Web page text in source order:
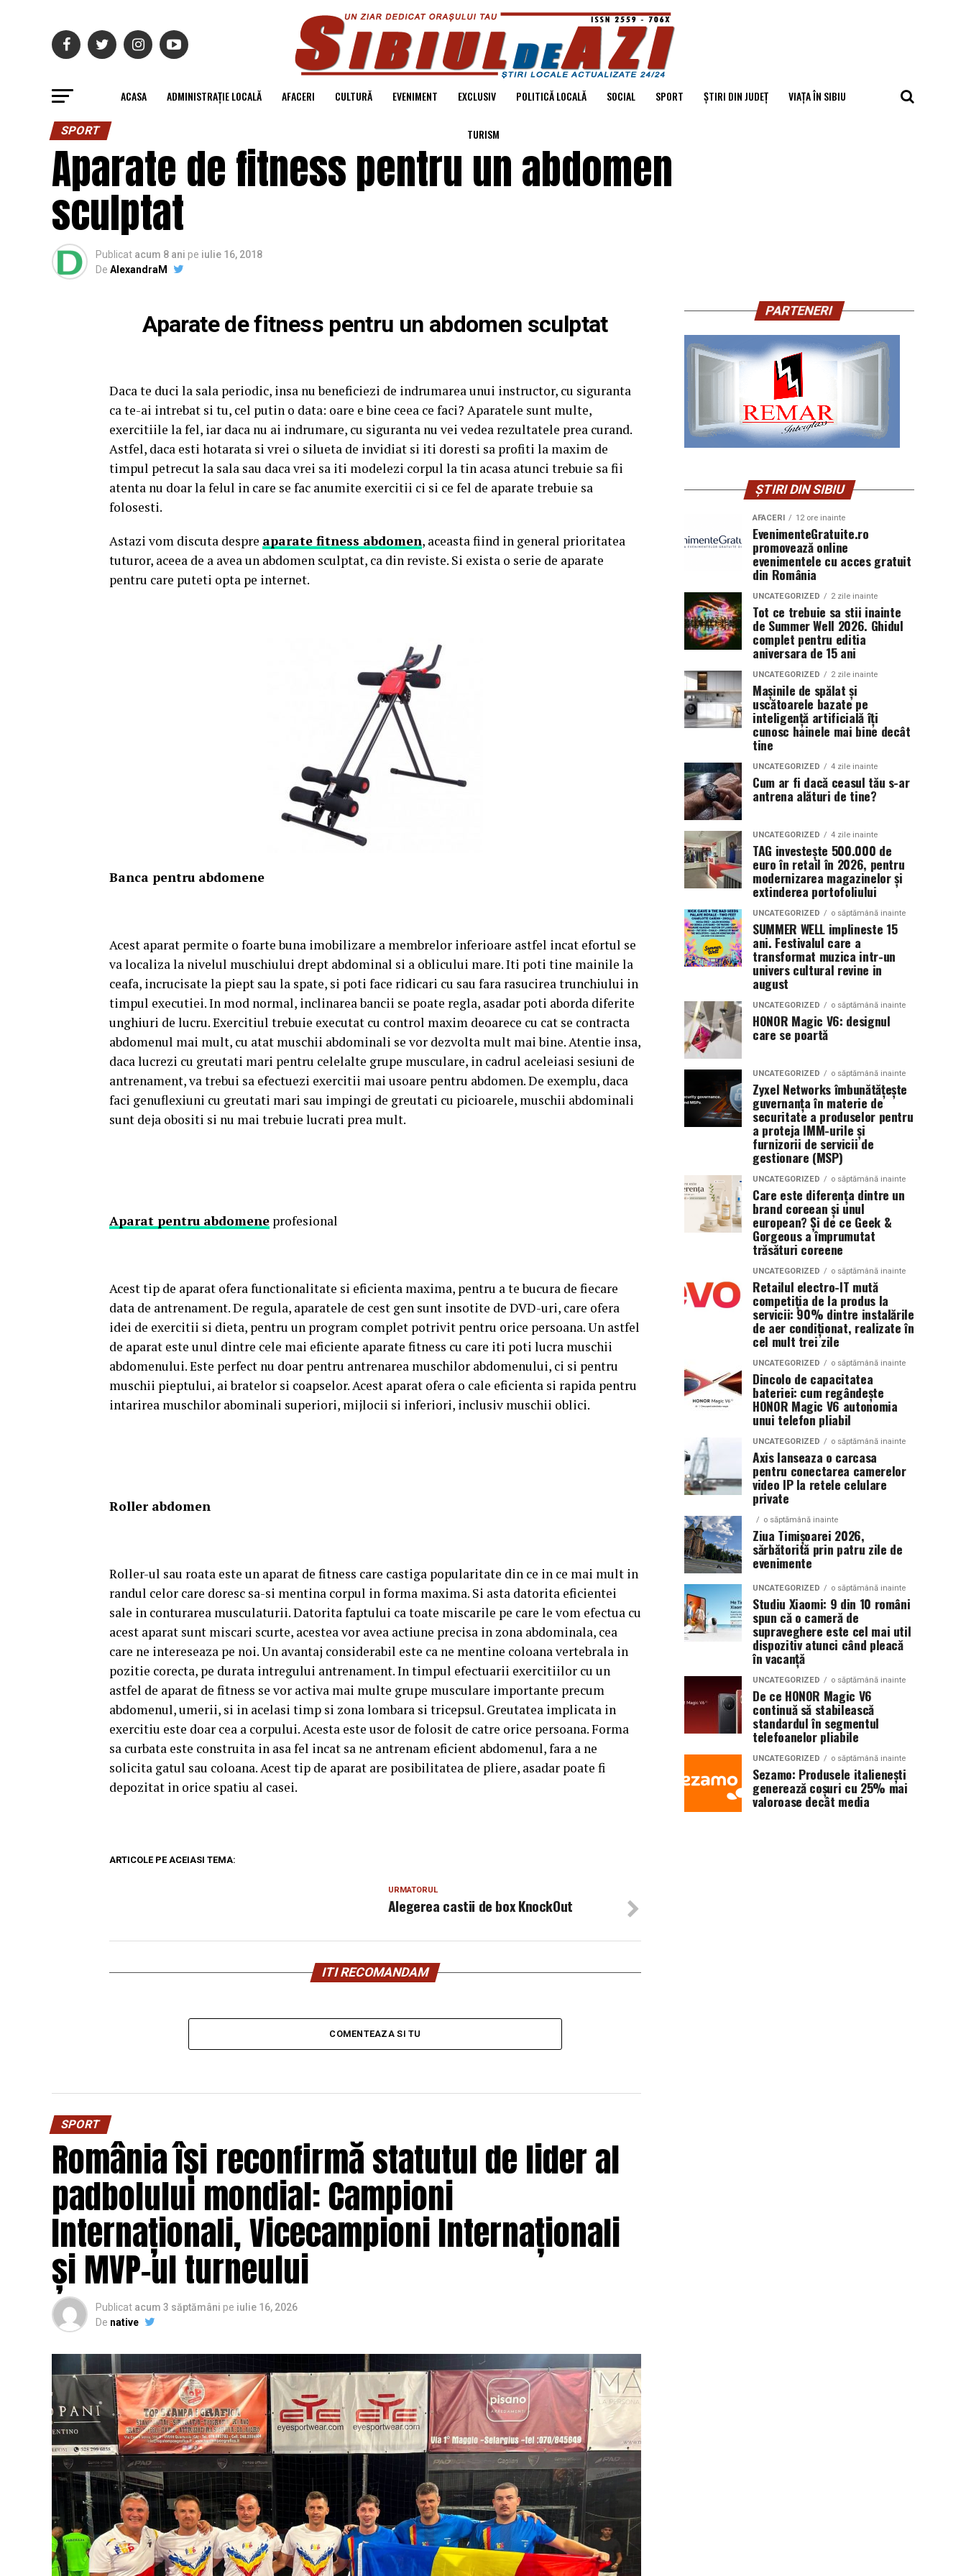
ACASA ADMINISTRAȚIE LOCALĂ AFACERI CULTURĂ EVENIMENT EXCLUSIV POLITICĂ LOCALĂ SOCIAL SPORT ȘTIRI DIN JUDEȚ VIAȚA ÎN SIBIU
TURISM
SPORT
Aparate de fitness pentru un abdomen
sculptat
Publicat acum 8 ani pe iulie 16, 2018
De AlexandraM
Aparate de fitness pentru un abdomen sculptat
Daca te duci la sala periodic, insa nu beneficiezi de indrumarea unui instructor, cu siguranta
ca te-ai intrebat si tu, cel putin o data: oare e bine ceea ce faci? Aparatele sunt multe,
exercitiile la fel, iar daca nu ai indrumare, cu siguranta nu vei vedea rezultatele prea curand.
Astfel, daca esti hotarata si vrei o silueta de invidiat si iti doresti sa profiti la maxim de
timpul petrecut la sala sau daca vrei sa iti modelezi corpul la tin acasa atunci trebuie sa fii
atenta nu doar la felul in care se fac anumite exercitii ci si ce fel de aparate trebuie sa
folosesti.
Astazi vom discuta despre aparate fitness abdomen, aceasta fiind in general prioritatea
tuturor, aceea de a avea un abdomen sculptat, ca din reviste. Si exista o serie de aparate
pentru care puteti opta pe internet.
Banca pentru abdomene
Acest aparat permite o foarte buna imobilizare a membrelor inferioare astfel incat efortul se
va localiza la nivelul muschiului drept abdominal si a oblicului mare. Iti poti tine mainile la
ceafa, incrucisate la piept sau la spate, si poti face ridicari cu sau fara rasucirea trunchiului in
timpul executiei. In mod normal, inclinarea bancii se poate regla, asadar poti aborda diferite
unghiuri de lucru. Exercitiul trebuie executat cu control maxim deoarece cu cat se contracta
abdomenul mai mult, cu atat muschii abdominali se vor dezvolta mult mai bine. Atentie insa,
daca lucrezi cu greutati mari pentru celelalte grupe musculare, in cadrul aceleiasi sesiuni de
antrenament, va trebui sa efectuezi exercitii mai usoare pentru abdomen. De exemplu, daca
faci genuflexiuni cu greutati mari sau impingi de greutati cu picioarele, muschii abdominali
sunt deja obositi si nu mai trebuie lucrati prea mult.
Aparat pentru abdomene profesional
Acest tip de aparat ofera functionalitate si eficienta maxima, pentru a te bucura de fiecare
data de antrenament. De regula, aparatele de cest gen sunt insotite de DVD-uri, care ofera
idei de exercitii si dieta, pentru un program complet potrivit pentru orice persoana. Un astfel
de aparat este unul dintre cele mai eficiente aparate fitness cu care iti poti lucra muschii
abdomenului. Este perfect nu doar pentru antrenarea muschilor abdomenului, ci si pentru
muschii pieptului, ai bratelor si coapselor. Acest aparat ofera o cale eficienta si rapida pentru
intarirea muschilor abominali superiori, mijlocii si inferiori, inclusiv muschii oblici.
Roller abdomen
Roller-ul sau roata este un aparat de fitness care castiga popularitate din ce in ce mai mult in
randul celor care doresc sa-si mentina corpul in forma maxima. Si asta datorita eficientei
sale in conturarea musculaturii. Datorita faptului ca toate miscarile pe care le vom efectua cu
acest aparat sunt miscari scurte, acestea vor avea actiune precisa in zona abdominala, cea
care ne intereseaza pe noi. Un avantaj considerabil este ca ne mentine coloana vertebrala in
pozitie corecta, pe durata intregului antrenament.In timpul efectuarii exercitiilor cu un
astfel de aparat de fitness se vor activa mai multe grupe musculare importante precum
abdomenul, umerii, si in acelasi timp si zona lombara si tricepsul. Greutatea implicata in
exercitiu este doar cea a corpului. Acesta este usor de folosit de catre orice persoana. Forma
sa curbata este construita in asa fel incat sa ne antrenam eficient abdomenul, fara a ne
solicita gatul sau coloana. Acest tip de aparat are posibilitatea de pliere, asadar poate fi
depozitat in orice spatiu al casei.
ARTICOLE PE ACEIASI TEMA:
URMATORUL
Alegerea castii de box KnockOut
ITI RECOMANDAM
COMENTEAZA SI TU
SPORT
România își reconfirmă statutul de lider al
padbolului mondial: Campioni
Internaționali, Vicecampioni Internaționali
și MVP-ul turneului
Publicat acum 3 săptămâni pe iulie 16, 2026
De native
PARTENERI
ȘTIRI DIN SIBIU
AFACERI 12 ore inainte
EvenimenteGratuite.ro
promovează online
evenimentele cu acces gratuit
din România
UNCATEGORIZED 2 zile inainte
Tot ce trebuie sa stii inainte
de Summer Well 2026. Ghidul
complet pentru editia
aniversara de 15 ani
UNCATEGORIZED 2 zile inainte
Mașinile de spălat și
uscătoarele bazate pe
inteligență artificială îți
cunosc hainele mai bine decât
tine
UNCATEGORIZED 4 zile inainte
Cum ar fi dacă ceasul tău s-ar
antrena alături de tine?
UNCATEGORIZED 4 zile inainte
TAG investește 500.000 de
euro în retail în 2026, pentru
modernizarea magazinelor și
extinderea portofoliului
UNCATEGORIZED o săptămână inainte
SUMMER WELL implineste 15
ani. Festivalul care a
transformat muzica intr-un
univers cultural revine in
august
UNCATEGORIZED o săptămână inainte
HONOR Magic V6: designul
care se poartă
UNCATEGORIZED o săptămână inainte
Zyxel Networks îmbunătățește
guvernanța în materie de
securitate a produselor pentru
a proteja IMM-urile și
furnizorii de servicii de
gestionare (MSP)
UNCATEGORIZED o săptămână inainte
Care este diferența dintre un
brand coreean și unul
european? Și de ce Geek &
Gorgeous a împrumutat
trăsături coreene
UNCATEGORIZED o săptămână inainte
Retailul electro-IT mută
competiția de la produs la
servicii: 90% dintre instalările
de aer condiționat, realizate în
cel mult trei zile
UNCATEGORIZED o săptămână inainte
Dincolo de capacitatea
bateriei: cum regândește
HONOR Magic V6 autonomia
unui telefon pliabil
UNCATEGORIZED o săptămână inainte
Axis lanseaza o carcasa
pentru conectarea camerelor
video IP la retele celulare
private
o săptămână inainte
Ziua Timișoarei 2026,
sărbătorită prin patru zile de
evenimente
UNCATEGORIZED o săptămână inainte
Studiu Xiaomi: 9 din 10 români
spun că o cameră de
supraveghere este cel mai util
dispozitiv atunci când pleacă
în vacanță
UNCATEGORIZED o săptămână inainte
De ce HONOR Magic V6
continuă să stabilească
standardul în segmentul
telefoanelor pliabile
UNCATEGORIZED o săptămână inainte
Sezamo: Produsele italienești
generează coșuri cu 25% mai
valoroase decât media